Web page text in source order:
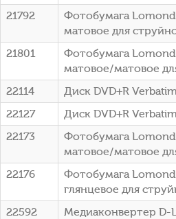
21792
Фотобумага
матовое для
21801
Фотобумага
матовое/матовое
22114
Диск DVD+R
22127
Диск DVD+R
22173
Фотобумага
матовое/матовое
22176
Фотобумага
глянцевое для
22592
Медиаконвертер D-